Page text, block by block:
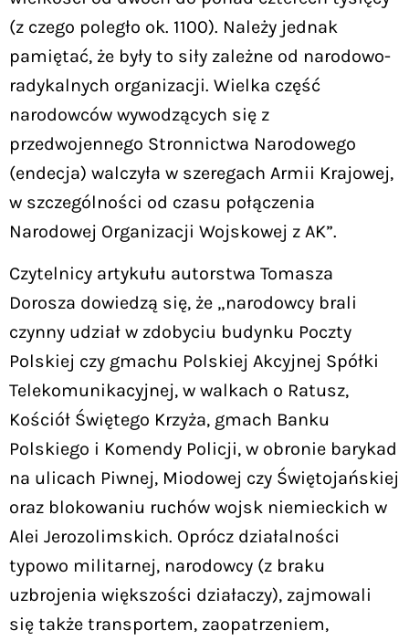
(z czego poległo ok. 1100). Należy jednak
pamiętać, że były to siły zależne od narodowo-
radykalnych organizacji. Wielka część
narodowców wywodzących się z
przedwojennego Stronnictwa Narodowego
(endecja) walczyła w szeregach Armii Krajowej,
w szczególności od czasu połączenia
Narodowej Organizacji Wojskowej z AK”.
Czytelnicy artykułu autorstwa Tomasza
Dorosza dowiedzą się, że „narodowcy brali
czynny udział w zdobyciu budynku Poczty
Polskiej czy gmachu Polskiej Akcyjnej Spółki
Telekomunikacyjnej, w walkach o Ratusz,
Kościół Świętego Krzyża, gmach Banku
Polskiego i Komendy Policji, w obronie barykad
na ulicach Piwnej, Miodowej czy Świętojańskiej
oraz blokowaniu ruchów wojsk niemieckich w
Alei Jerozolimskich. Oprócz działalności
typowo militarnej, narodowcy (z braku
uzbrojenia większości działaczy), zajmowali
się także transportem, zaopatrzeniem,